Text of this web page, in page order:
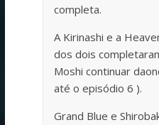
completa.
A Kirinashi e a
dos dois
Moshi continuar
até o episódio 6 ).
Grand Blue e